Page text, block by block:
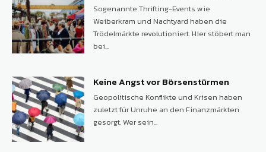
Sogenannte Thrifting-Events wie
Weiberkram und Nachtyard haben die
Trödelmärkte revolutioniert. Hier stöbert man
bei...
Keine Angst vor Börsenstürmen
Geopolitische Konflikte und Krisen haben
zuletzt für Unruhe an den Finanzmärkten
gesorgt. Wer sein...